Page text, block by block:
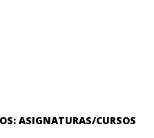
ASIGNATURAS/CURSOS